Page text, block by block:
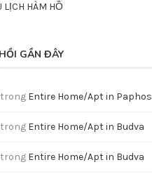
LỊCH HÀM HỒ
GẦN ĐÂY
trong Entire Home/Apt in Paphos
trong Entire Home/Apt in Budva
trong Entire Home/Apt in Budva